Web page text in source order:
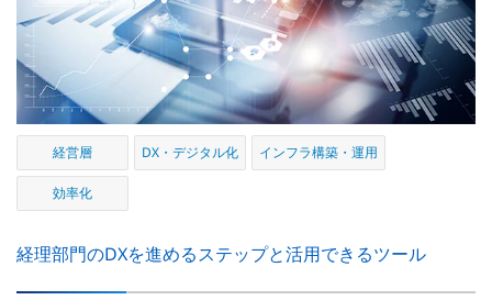
経営層 DX・デジタル化 インフラ構築・運用
効率化
経理部門のDXを進めるステップと活用できるツール